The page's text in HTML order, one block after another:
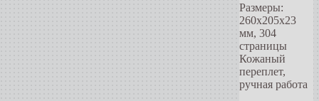
Размеры:
260x205x23
мм, 304
страницы
Кожаный
переплет,
ручная работа